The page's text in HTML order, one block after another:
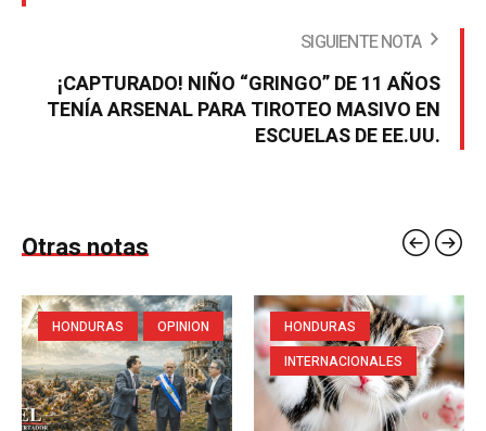
SIGUIENTE NOTA
¡CAPTURADO! NIÑO “GRINGO” DE 11 AÑOS
TENÍA ARSENAL PARA TIROTEO MASIVO EN
ESCUELAS DE EE.UU.
Otras notas
HONDURAS OPINION
HONDURAS
INTERNACIONALES